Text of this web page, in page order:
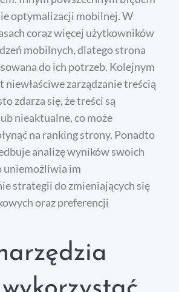
optymalizacji mobilnej. W
coraz więcej użytkowników
mobilnych, dlatego strona
do ich potrzeb. Kolejnym
niewłaściwe zarządzanie treścią
zdarza się, że treści są
nieaktualne, co może
na ranking strony. Ponadto
analizę wyników swoich
uniemożliwia im
strategii do zmieniających się
oraz preferencji